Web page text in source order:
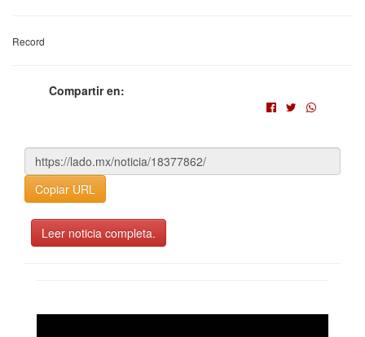
Record
Compartir en:
Copiar URL
Leer noticia completa.